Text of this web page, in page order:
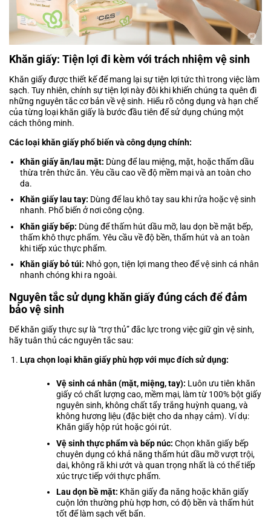
Khăn giấy: Tiện lợi đi kèm với trách nhiệm vệ sinh
Khăn giấy được thiết kế để mang lại sự tiện lợi tức thì trong việc làm
sạch. Tuy nhiên, chính sự tiện lợi này đôi khi khiến chúng ta quên đi
những nguyên tắc cơ bản về vệ sinh. Hiểu rõ công dụng và hạn chế
của từng loại khăn giấy là bước đầu tiên để sử dụng chúng một
cách thông minh.
Các loại khăn giấy phổ biến và công dụng chính:
Khăn giấy ăn/lau mặt: Dùng để lau miệng, mặt, hoặc thấm dầu
thừa trên thức ăn. Yêu cầu cao về độ mềm mại và an toàn cho
da.
Khăn giấy lau tay: Dùng để lau khô tay sau khi rửa hoặc vệ sinh
nhanh. Phổ biến ở nơi công cộng.
Khăn giấy bếp: Dùng để thấm hút dầu mỡ, lau dọn bề mặt bếp,
thấm khô thực phẩm. Yêu cầu về độ bền, thấm hút và an toàn
khi tiếp xúc thực phẩm.
Khăn giấy bỏ túi: Nhỏ gọn, tiện lợi mang theo để vệ sinh cá nhân
nhanh chóng khi ra ngoài.
Nguyên tắc sử dụng khăn giấy đúng cách để đảm
bảo vệ sinh
Để khăn giấy thực sự là “trợ thủ” đắc lực trong việc giữ gìn vệ sinh,
hãy tuân thủ các nguyên tắc sau:
Lựa chọn loại khăn giấy phù hợp với mục đích sử dụng:
Vệ sinh cá nhân (mặt, miệng, tay): Luôn ưu tiên khăn
giấy có chất lượng cao, mềm mại, làm từ 100% bột giấy
nguyên sinh, không chất tẩy trắng huỳnh quang, và
không hương liệu (đặc biệt cho da nhạy cảm). Ví dụ:
Khăn giấy hộp rút hoặc gói rút.
Vệ sinh thực phẩm và bếp núc: Chọn khăn giấy bếp
chuyên dụng có khả năng thấm hút dầu mỡ vượt trội,
dai, không rã khi ướt và quan trọng nhất là có thể tiếp
xúc trực tiếp với thực phẩm.
Lau dọn bề mặt: Khăn giấy đa năng hoặc khăn giấy
cuộn lớn thường phù hợp hơn, có độ bền và thấm hút
tốt để làm sạch vết bẩn.